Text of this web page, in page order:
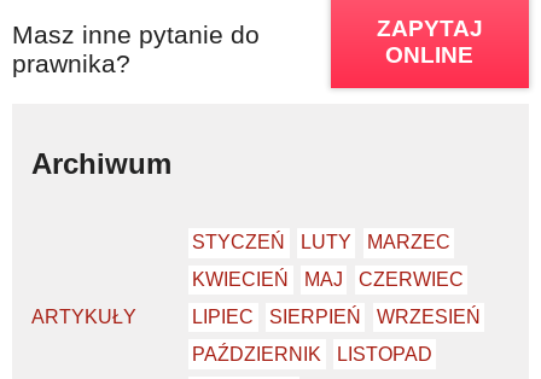
Masz inne pytanie do
prawnika?
ZAPYTAJ
ONLINE
Archiwum
ARTYKUŁY
STYCZEŃ LUTY
MARZEC
KWIECIEŃ
MAJ
CZERWIEC
LIPIEC
SIERPIEŃ
WRZESIEŃ
PAŹDZIERNIK
LISTOPAD